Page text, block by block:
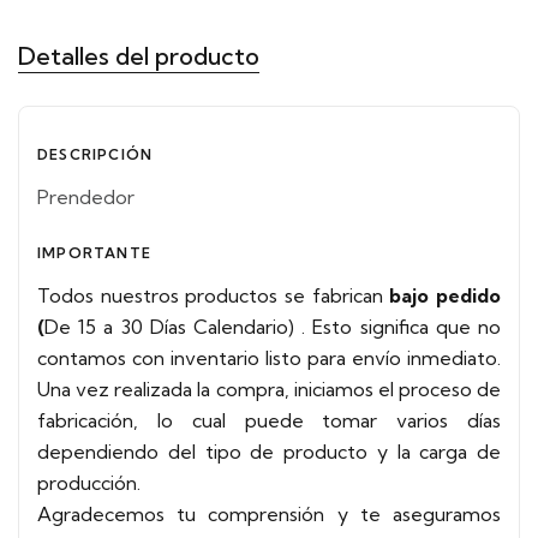
Detalles del producto
DESCRIPCIÓN
Prendedor
IMPORTANTE
Todos nuestros productos se fabrican bajo pedido
(De 15 a 30 Días Calendario)
. Esto significa que no
contamos con inventario listo para envío inmediato.
Una vez realizada la compra, iniciamos el proceso de
fabricación, lo cual puede tomar varios días
dependiendo del tipo de producto y la carga de
producción.
Agradecemos tu comprensión y te aseguramos